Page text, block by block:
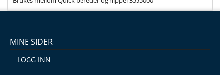
MINE SIDER
LOGG INN